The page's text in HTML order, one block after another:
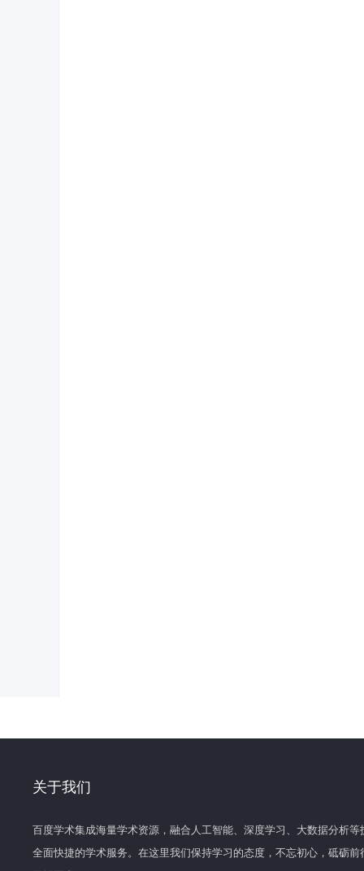
关于我们
百度学术集成海量学术资源，融合人工智能、深度学习、大数据分析
全面快捷的学术服务。在这里我们保持学习的态度，不忘初心，砥砺前